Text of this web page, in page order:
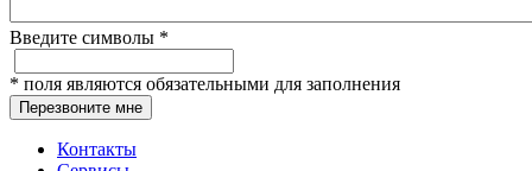
Введите символы *
* поля являются обязательными для заполнения
Перезвоните мне
Контакты